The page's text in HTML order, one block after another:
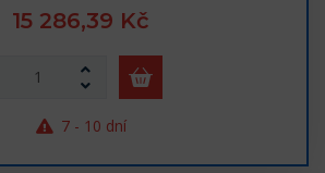
15 286,39 Kč
7 - 10 dní